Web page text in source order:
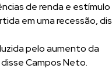
de renda e estímulo
em uma recessão,
pelo aumento da
Campos Neto.